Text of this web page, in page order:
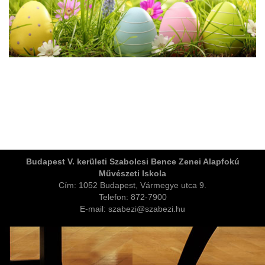
Budapest V. kerületi Szabolcsi Bence Zenei Alapfokú
Művészeti Iskola
Cím: 1052 Budapest, Vármegye utca 9.
Telefon: 872-7900
E-mail: szabezi@szabezi.hu